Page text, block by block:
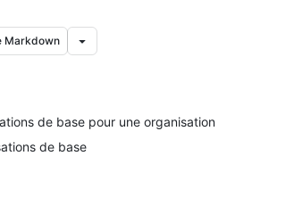
Markdown
de base pour une organisation
de base